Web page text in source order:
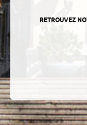
RETROUVEZ